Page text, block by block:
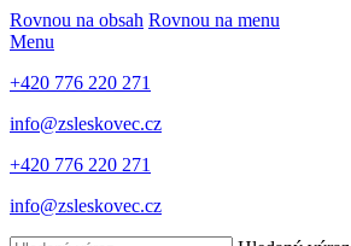
Rovnou na obsah Rovnou na menu
Menu
+420 776 220 271
info@zsleskovec.cz
+420 776 220 271
info@zsleskovec.cz